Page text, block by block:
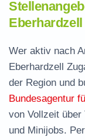
Eberhardzell
Wer aktiv nach
Eberhardzell
der Region und
Bundesagentur
von Vollzeit über
und Minijobs.